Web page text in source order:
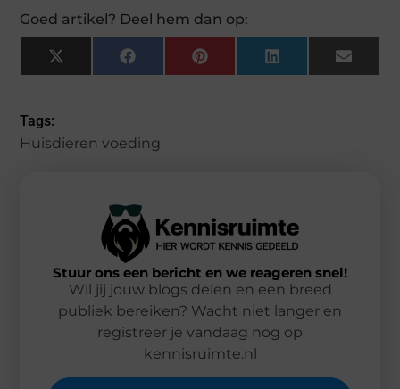
Goed artikel? Deel hem dan op:
X
(Twitter)
FacebookPinterestLinkedIn Email
Tags:
Huisdieren voeding
Stuur ons een bericht en we reageren snel!
Wil jij jouw blogs delen en een breed
publiek bereiken? Wacht niet langer en
registreer je vandaag nog op
kennisruimte.nl